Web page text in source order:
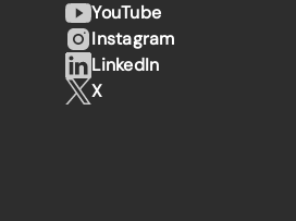
YouTube
Instagram
LinkedIn
X